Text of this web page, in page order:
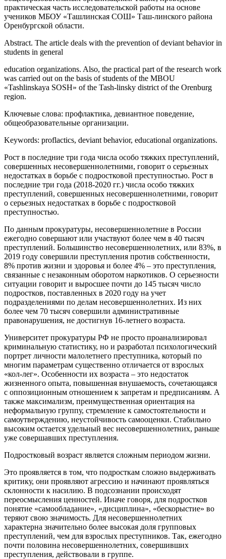
практическая часть исследовательской работы на основе
учеников МБОУ «Ташлинская СОШ» Таш-линского района
Оренбургской области.
Abstract. The article deals with the prevention of deviant behavior in
students in general
education organizations. Also, the practical part of the research work
was carried out on the basis of students of the MBOU
«Tashlinskaya SOSH» of the Tash-linsky district of the Orenburg
region.
Ключевые слова: профлактика, девиантное поведение,
общеобразовательные организации.
Keywords: proflactics, deviant behavior, educational organizations.
Рост в последние три года числа особо тяжких преступлений,
совершенных несовершеннолетними, говорит о серьезных
недостатках в борьбе с подростковой преступностью. Рост в
последние три года (2018-2020 гг.) числа особо тяжких
преступлений, совершенных несовершеннолетними, говорит
о серьезных недостатках в борьбе с подростковой
преступностью.
По данным прокуратуры, несовершеннолетние в России
ежегодно совершают или участвуют более чем в 40 тысяч
преступлений. Большинство несовершеннолетних, или 83%, в
2019 году совершили преступления против собственности,
8% против жизни и здоровья и более 4% – это преступления,
связанные с незаконным оборотом наркотиков. О серьезности
ситуации говорит и выросшее почти до 145 тысяч число
подростков, поставленных в 2020 году на учет
подразделениями по делам несовершеннолетних. Из них
более чем 70 тысяч совершили административные
правонарушения, не достигнув 16-летнего возраста.
Университет прокуратуры РФ не просто проанализировал
криминальную статистику, но и разработал психологический
портрет личности малолетнего преступника, который по
многим параметрам существенно отличается от взрослых
«кол-лег». Особенности их возраста – это недостаток
жизненного опыта, повышенная внушаемость, сочетающаяся
с оппозиционным отношением к запретам и предписаниям. А
также максимализм, преимущественная ориентация на
неформальную группу, стремление к самостоятельности и
самоутверждению, неустойчивость самооценки. Стабильно
высоким остается удельный вес несовершеннолетних, раньше
уже совершавших преступления.
Подростковый возраст является сложным периодом жизни.
Это проявляется в том, что подросткам сложно выдерживать
критику, они проявляют агрессию и начинают проявляться
склонности к насилию. В подсознании происходят
переосмысления ценностей. Иначе говоря, для подростков
понятие «самообладание», «дисциплина», «бескорыстие» во
теряют свою значимость. Для несовершеннолетних
характерна значительно более высокая доля групповых
преступлений, чем для взрослых преступников. Так, ежегодно
почти половина несовершеннолетних, совершивших
преступления, действовали в группе.